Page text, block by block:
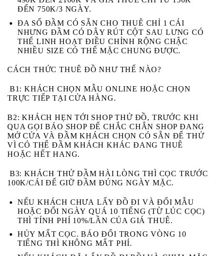
ĐẾN 750K/3 NGÀY.
ĐA SỐ ĐẦM CÓ SẴN CHO THUÊ CHỈ 1 CÁI
NHƯNG ĐẦM CÓ DÂY RÚT CỘT SAU LƯNG CÓ
THỂ LINH HOẠT ĐIỀU CHỈNH RỘNG CHẬC
NHIỀU SIZE CÓ THỂ MẶC CHUNG ĐƯỢC.
CÁCH THỨC THUÊ ĐỒ NHƯ THẾ NÀO?
B1: KHÁCH CHỌN MẪU ONLINE HOẶC CHỌN
TRỰC TIẾP TẠI CỬA HÀNG.
B2: KHÁCH HẸN TỚI SHOP THỬ ĐỒ, TRƯỚC KHI
QUA GỌI BÁO SHOP ĐỂ CHẮC CHẮN SHOP ĐANG
MỞ CỬA VÀ ĐẦM KHÁCH CHỌN CÓ SẴN ĐỂ THỬ
VÌ CÓ THỂ ĐẦM KHÁCH KHÁC ĐANG THUÊ
HOẶC HẾT HANG.
B3: KHÁCH THỬ ĐẦM HÀI LÒNG THÌ CỌC TRƯỚC
100K/CÁI ĐỂ GIỮ ĐẦM ĐÚNG NGÀY MẶC.
NẾU KHÁCH CHƯA LẤY ĐỒ ĐI VÀĐỔI MẪU
HOẶC ĐỔI NGÀY QUÁ 10 TIẾNG (TỪ LÚC CỌC)
THÌ TÍNH PHÍ 10%/LẦN CỦA GIÁ THUÊ.
HỦY MẤT CỌC. BÁO ĐỔI TRONG VÒNG 10
TIẾNG THÌ KHÔNG MẤT PHÍ.